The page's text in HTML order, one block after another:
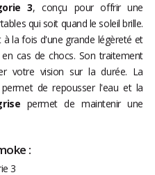
3, conçu pour offrir une
qui soit quand le soleil brille.
à la fois d'une grande légèreté et
cas de chocs. Son traitement
votre vision sur la durée. La
de repousser l'eau et la
permet de maintenir une
:
3